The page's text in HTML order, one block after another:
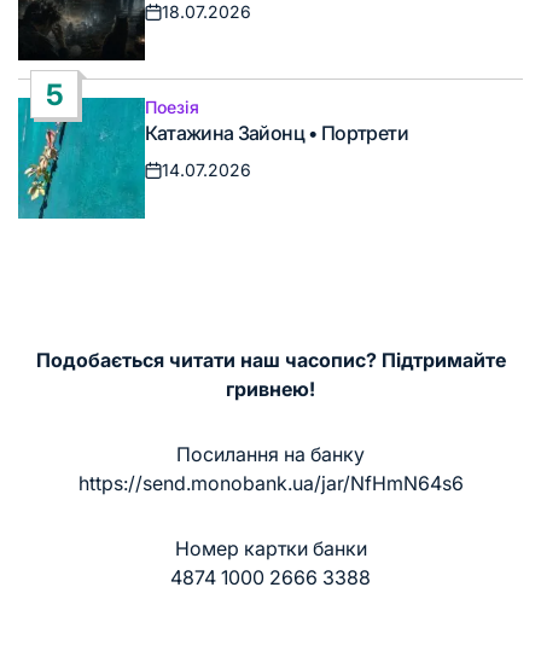
Дата
запису
18.07.2026
5
Опублікувати
у
Поезія
Катажина Зайонц • Портрети
Дата
14.07.2026
Подобається читати наш часопис? Підтримайте
гривнею!
Посилання на банку
https://send.monobank.ua/jar/NfHmN64s6
Номер картки банки
4874 1000 2666 3388